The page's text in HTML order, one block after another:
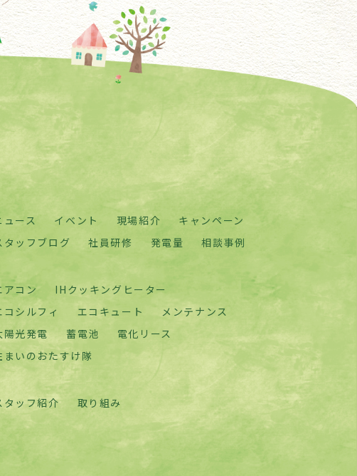
ュース イベント 現場紹介
キャンペーン
タッフブログ
社員研修 発電量 相談事例
アコン
IHクッキングヒーター
コシルフィ
エコキュート
メンテナンス
陽光発電
蓄電池
電化リース
まいのおたすけ隊
タッフ紹介 取り組み